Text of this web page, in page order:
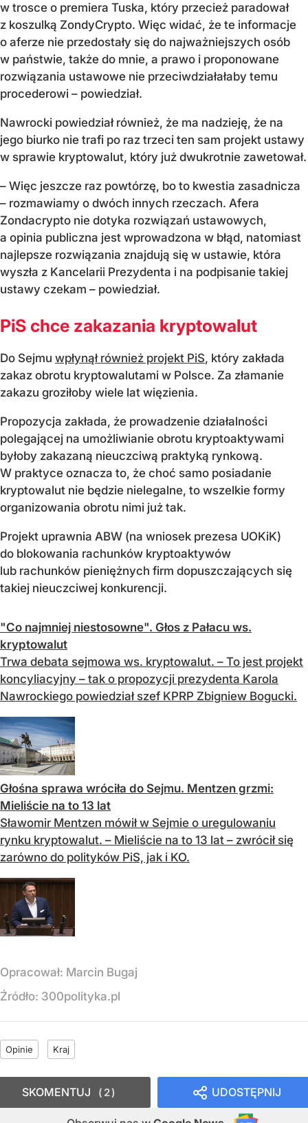
w trosce o premiera Tuska, który przecież paradował
z koszulką ZondyCrypto. Więc widać, że te informacje
o aferze nie przedostały się do najważniejszych osób
w państwie, także do mnie, a prawo i proponowane
rozwiązania ustawowe nie przeciwdziałałaby temu
procederowi – powiedział.
Nawrocki powiedział również, że ma nadzieję, że na
jego biurko nie trafi po raz trzeci ten sam projekt ustawy
w sprawie kryptowalut, który już dwukrotnie zawetował.
– Więc jeszcze raz powtórzę, bo to kwestia zasadnicza
– rozmawiamy o dwóch innych rzeczach. Afera
Zondacrypto nie dotyka rozwiązań ustawowych,
a opinia publiczna jest wprowadzona w błąd, natomiast
najlepsze rozwiązania znajdują się w ustawie, która
wyszła z Kancelarii Prezydenta i na podpisanie takiej
ustawy czekam – powiedział.
PiS chce zakazania kryptowalut
Do Sejmu wpłynął również projekt PiS, który zakłada
zakaz obrotu kryptowalutami w Polsce. Za złamanie
zakazu groziłoby wiele lat więzienia.
Propozycja zakłada, że prowadzenie działalności
polegającej na umożliwianie obrotu kryptoaktywami
byłoby zakazaną nieuczciwą praktyką rynkową.
W praktyce oznacza to, że choć samo posiadanie
kryptowalut nie będzie nielegalne, to wszelkie formy
organizowania obrotu nimi już tak.
Projekt uprawnia ABW (na wniosek prezesa UOKiK)
do blokowania rachunków kryptoaktywów
lub rachunków pieniężnych firm dopuszczających się
takiej nieuczciwej konkurencji.
"Co najmniej niestosowne". Głos z Pałacu ws.
kryptowalut
Trwa debata sejmowa ws. kryptowalut. – To jest projekt
koncyliacyjny – tak o propozycji prezydenta Karola
Nawrockiego powiedział szef KPRP Zbigniew Bogucki.
Głośna sprawa wróciła do Sejmu. Mentzen grzmi:
Mieliście na to 13 lat
Sławomir Mentzen mówił w Sejmie o uregulowaniu
rynku kryptowalut. – Mieliście na to 13 lat – zwrócił się
zarówno do polityków PiS, jak i KO.
Opracował: Marcin Bugaj
Źródło: 300polityka.pl
Opinie Kraj
UDOSTĘPNIJ
SKOMENTUJ 2